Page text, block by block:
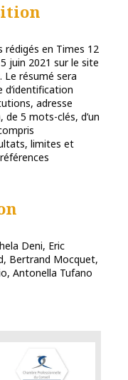
rédigés en Times 12
juin 2021 sur le site
. Le résumé sera
d’identification
adresse
5 mots-clés, d’un
limites et
Deni, Eric
Bertrand Mocquet,
Antonella Tufano